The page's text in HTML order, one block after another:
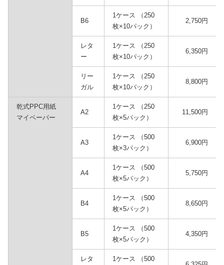
B6
1ケース （250
枚×10パック）
2,750円
レタ
ー
1ケース （250
枚×10パック）
6,350円
リー
ガル
1ケース （250
枚×10パック）
8,800円
乾式PPC用紙
マイペーパー
A2
1ケース （250
枚×5パック）
11,500円
A3
1ケース （500
枚×3パック）
6,900円
A4
1ケース （500
枚×5パック）
5,750円
B4
1ケース （500
枚×5パック）
8,650円
B5
1ケース （500
枚×5パック）
4,350円
レタ 1ケース （500